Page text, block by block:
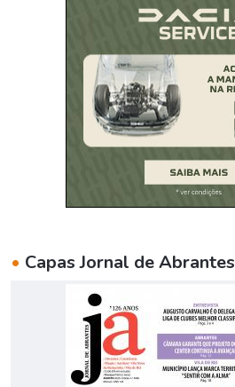
• Capas Jornal de Abrantes